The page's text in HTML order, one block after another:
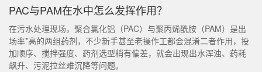
PAC与PAM在水中怎么发挥作用？
在污水处理现场，聚合氯化铝（PAC）与聚丙烯酰胺（PAM）是出
场率*高的两组药剂，不少新手甚至老操作工都会混淆二者作用，投
加顺序、搅拌强度、药剂选型稍有偏差，就会出现出水浑浊、药耗
飙升、污泥拉丝难沉降等问题。